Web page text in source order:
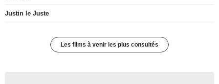
Justin le Juste
Les films à venir les plus consultés